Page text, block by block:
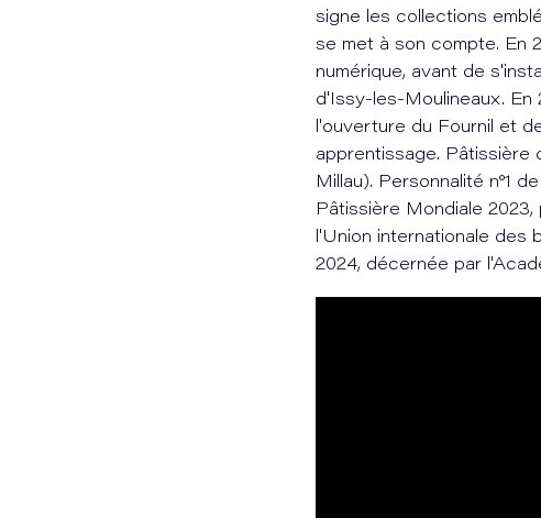
signe les collections
se met à son compte. En
numérique, avant de
d'Issy-les-Moulineaux. En
l'ouverture du Fournil et
apprentissage. Pâtissière
Millau). Personnalité n°1
Pâtissière Mondiale
l'Union internationale des
2024, décernée par